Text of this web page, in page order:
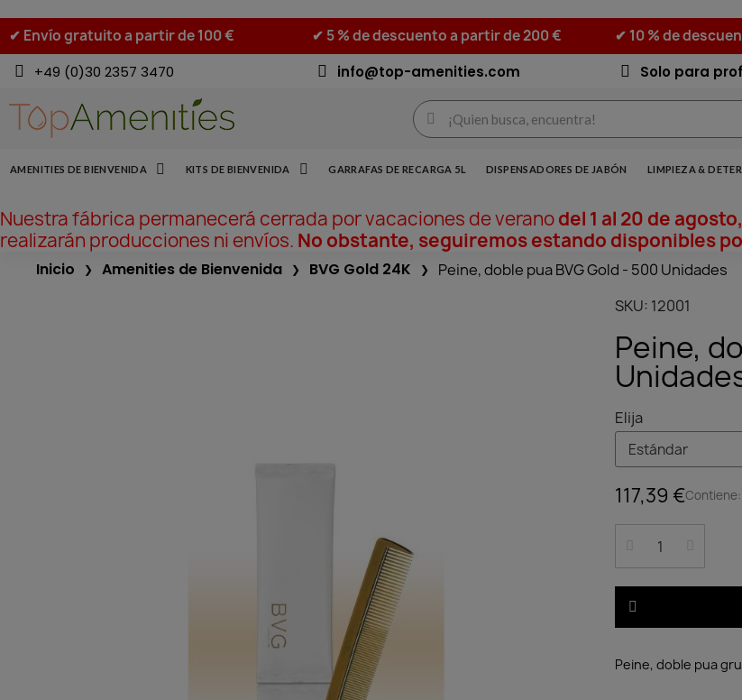
✔ Envío gratuito a partir de 100 € ✔ 5 % de descuento a partir de 200 € ✔ 10 % de
+49 (0)30 2357 3470
info@top-amenities.com Solo para
AMENITIES DE BIENVENIDA KITS DE BIENVENIDA GARRAFAS DE RECARGA 5L DISPENSADORES DE JABÓN LIMPIEZA &
Nuestra fábrica permanecerá cerrada por vacaciones de veranodel 1 al 20 de
realizarán producciones ni envíos. No obstante, seguiremos estando disponibles
Inicio Amenities de Bienvenida BVG Gold 24K
Peine, doble pua BVG Gold - 500 Unidades
SKU 12001
Peine,
Elija
117,39 €
Peine, doble pua